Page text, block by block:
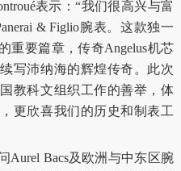
表示：“我们很高兴与富
& Figlio腕表。这款独一
重要篇章，传奇Angelus机芯
写沛纳海的辉煌传奇。此次
教科文组织工作的善举，体
更欣喜我们的历史和制表工
Aurel Bacs及欧洲与中东区腕